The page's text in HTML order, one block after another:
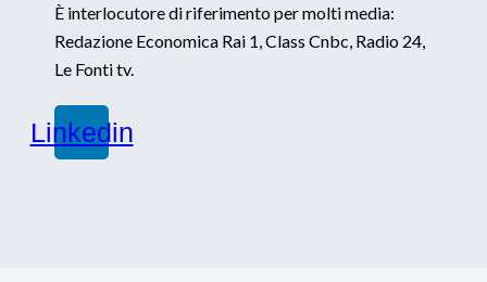
È interlocutore di riferimento per molti media:
Redazione Economica Rai 1, Class Cnbc, Radio 24,
Le Fonti tv.
Linkedin